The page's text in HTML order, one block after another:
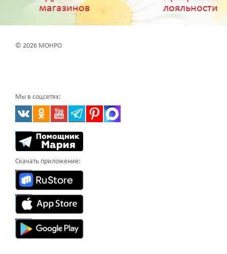
магазинов
лояльности
© 2026 МОНРО
Мы в соцсетях:
Скачать приложение: